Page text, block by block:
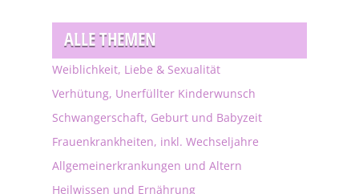
ALLE THEMEN
Weiblichkeit, Liebe & Sexualität
Verhütung, Unerfüllter Kinderwunsch
Schwangerschaft, Geburt und Babyzeit
Frauenkrankheiten, inkl. Wechseljahre
Allgemeinerkrankungen und Altern
Heilwissen und Ernährung